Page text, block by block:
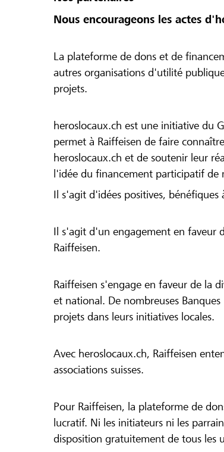
Nous encourageons les actes
La plateforme de dons et de
autres organisations d'utilité
projets.
heroslocaux.ch est une initiative du
permet à Raiffeisen de faire
heroslocaux.ch et de soutenir leur
l'idée du financement participatif de
Il s'agit d'idées positives,
Il s'agit d'un engagement en faveur
Raiffeisen.
Raiffeisen s'engage en faveur de la
et national. De nombreuses
projets dans leurs initiatives locales.
Avec heroslocaux.ch, Raiffeisen
associations suisses.
Pour Raiffeisen, la plateforme de
lucratif. Ni les initiateurs ni les
disposition gratuitement de tous les